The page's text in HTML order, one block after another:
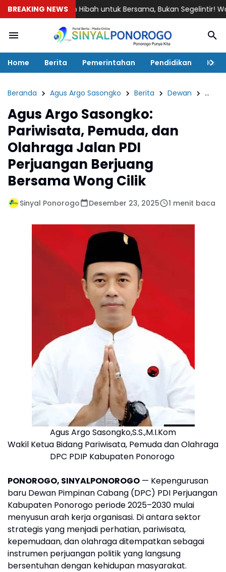
BREAKING NEWS
Jalan Hibah untuk Bersama, Bukan Segelintir! Warga Jetis
Home Berita Pemerintahan Pendidikan
Beranda Agus Argo Sasongko Berita Dewan
Agus Argo Sasongko:
Pariwisata, Pemuda, dan
Olahraga Jalan PDI
Perjuangan Berjuang
Bersama Wong Cilik
Sinyal Ponorogo Desember 23, 2025 1 menit baca
Agus Argo Sasongko,S.S.,M.I.Kom
Wakil Ketua Bidang Pariwisata, Pemuda dan Olahraga
DPC PDIP Kabupaten Ponorogo
PONOROGO, SINYALPONOROGO — Kepengurusan
baru Dewan Pimpinan Cabang (DPC) PDI Perjuangan
Kabupaten Ponorogo periode 2025–2030 mulai
menyusun arah kerja organisasi. Di antara sektor
strategis yang menjadi perhatian, pariwisata,
kepemudaan, dan olahraga ditempatkan sebagai
instrumen perjuangan politik yang langsung
bersentuhan dengan kehidupan masyarakat.